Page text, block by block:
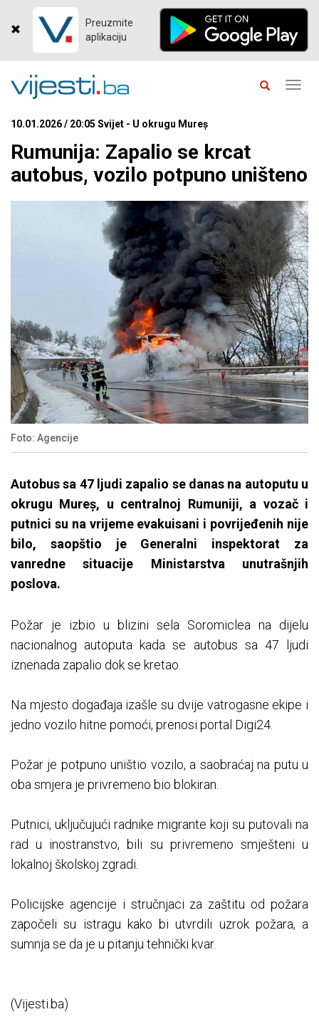
Preuzmite
aplikaciju
10.01.2026 / 20:05 Svijet - U okrugu Mureș
Rumunija: Zapalio se krcat
autobus, vozilo potpuno uništeno
Foto: Agencije
Autobus sa 47 ljudi zapalio se danas na autoputu u
okrugu Mureș, u centralnoj Rumuniji, a vozač i
putnici su na vrijeme evakuisani i povrijeđenih nije
bilo, saopštio je Generalni inspektorat za
vanredne situacije Ministarstva unutrašnjih
poslova.
Požar je izbio u blizini sela Soromiclea na dijelu
nacionalnog autoputa kada se autobus sa 47 ljudi
iznenada zapalio dok se kretao.
Na mjesto događaja izašle su dvije vatrogasne ekipe i
jedno vozilo hitne pomoći, prenosi portal Digi24.
Požar je potpuno uništio vozilo, a saobraćaj na putu u
oba smjera je privremeno bio blokiran.
Putnici, uključujući radnike migrante koji su putovali na
rad u inostranstvo, bili su privremeno smješteni u
lokalnoj školskoj zgradi.
Policijske agencije i stručnjaci za zaštitu od požara
započeli su istragu kako bi utvrdili uzrok požara, a
sumnja se da je u pitanju tehnički kvar.
(Vijesti.ba)